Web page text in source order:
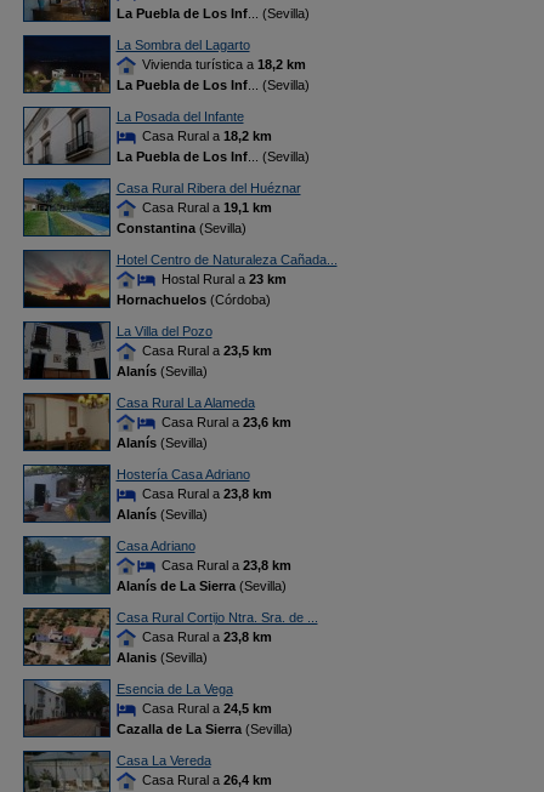
La Puebla de Los Inf... (Sevilla)
La Sombra del Lagarto
Vivienda turística a 18,2 km
La Puebla de Los Inf... (Sevilla)
La Posada del Infante
Casa Rural a 18,2 km
La Puebla de Los Inf... (Sevilla)
Casa Rural Ribera del Huéznar
Casa Rural a 19,1 km
Constantina(Sevilla)
Hotel Centro de Naturaleza Cañada...
Hostal Rural a 23 km
Hornachuelos(Córdoba)
La Villa del Pozo
Casa Rural a 23,5 km
Alanís(Sevilla)
Casa Rural La Alameda
Casa Rural a 23,6 km
Alanís(Sevilla)
Hostería Casa Adriano
Casa Rural a 23,8 km
Alanís(Sevilla)
Casa Adriano
Casa Rural a 23,8 km
Alanís de La Sierra(Sevilla)
Casa Rural Cortijo Ntra. Sra. de ...
Casa Rural a 23,8 km
Alanis(Sevilla)
Esencia de La Vega
Casa Rural a 24,5 km
Cazalla de La Sierra(Sevilla)
Casa La Vereda
Casa Rural a 26,4 km